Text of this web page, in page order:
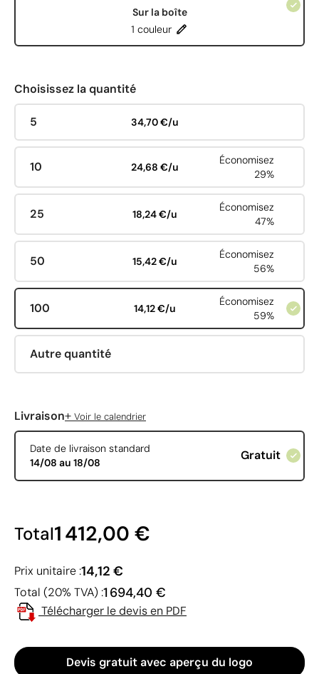
Sur la boîte
1 couleur
Choisissez la quantité
5 34,70 €/u
10 24,68 €/u
Économisez
29%
25 18,24 €/u
Économisez
47%
50 15,42 €/u
Économisez
56%
100 14,12 €/u
Économisez
59%
Autre quantité
Livraison+ Voir le calendrier
Date de livraison standard
14/08 au 18/08
Gratuit
Total1 412,00 €
Prix unitaire :14,12 €
Total (20% TVA) :1 694,40 €
Télécharger le devis en PDF
Devis gratuit avec aperçu du logo